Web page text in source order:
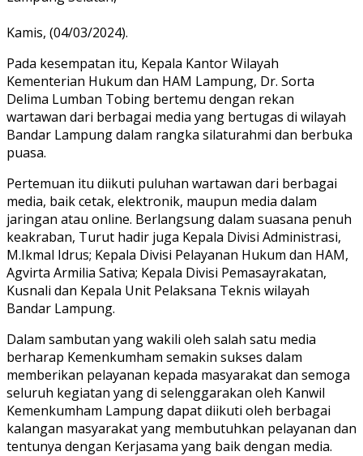
Kamis, (04/03/2024).
Pada kesempatan itu, Kepala Kantor Wilayah
Kementerian Hukum dan HAM Lampung, Dr. Sorta
Delima Lumban Tobing bertemu dengan rekan
wartawan dari berbagai media yang bertugas di wilayah
Bandar Lampung dalam rangka silaturahmi dan berbuka
puasa.
Pertemuan itu diikuti puluhan wartawan dari berbagai
media, baik cetak, elektronik, maupun media dalam
jaringan atau online. Berlangsung dalam suasana penuh
keakraban, Turut hadir juga Kepala Divisi Administrasi,
M.Ikmal Idrus; Kepala Divisi Pelayanan Hukum dan HAM,
Agvirta Armilia Sativa; Kepala Divisi Pemasayrakatan,
Kusnali dan Kepala Unit Pelaksana Teknis wilayah
Bandar Lampung.
Dalam sambutan yang wakili oleh salah satu media
berharap Kemenkumham semakin sukses dalam
memberikan pelayanan kepada masyarakat dan semoga
seluruh kegiatan yang di selenggarakan oleh Kanwil
Kemenkumham Lampung dapat diikuti oleh berbagai
kalangan masyarakat yang membutuhkan pelayanan dan
tentunya dengan Kerjasama yang baik dengan media.